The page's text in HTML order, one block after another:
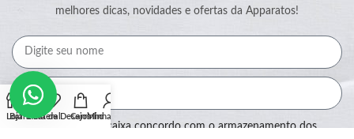
melhores dicas, novidades e ofertas da Apparatos!
Ao marcar essa caixa concordo com o armazenamento dos
Loja
Barra Lateral
Lista de Desejos
CarrinhoMinha conta